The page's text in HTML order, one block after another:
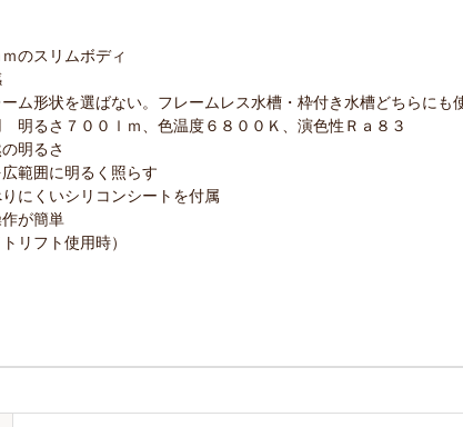
のスリムボディ
ム形状を選ばない。フレームレス水槽・枠付き水槽どちらにも
るさ７００ｌｍ、色温度６８００Ｋ、演色性Ｒａ８３
明るさ
範囲に明るく照らす
にくいシリコンシートを付属
が簡単
リフト使用時）